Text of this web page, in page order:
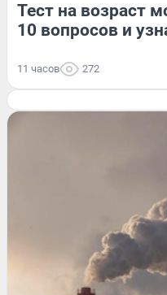
Тест на возраст
10 вопросов и
11 часов 272